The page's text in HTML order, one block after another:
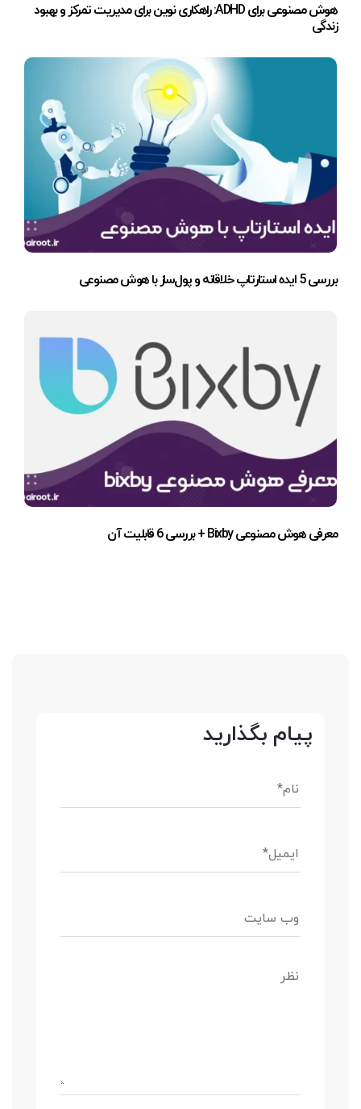
هوش مصنوعی برای ADHD: راهکاری نوین برای مدیریت تمرکز و بهبود
زندگی
بررسی 5 ایده استارتاپ خلاقانه و پول‌ساز با هوش مصنوعی
معرفی هوش مصنوعی Bixby + بررسی 6 قابلیت آن
پیام بگذارید